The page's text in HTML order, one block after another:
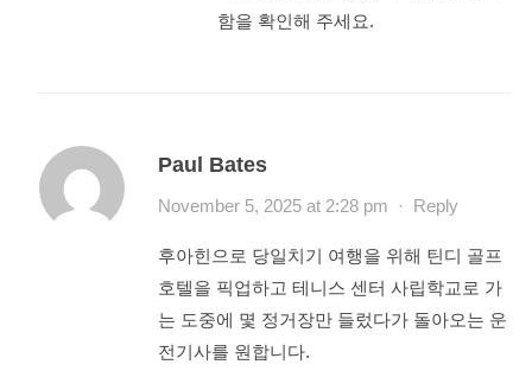
함을 확인해 주세요.
Paul Bates
November 5, 2025 at 2:28 pm · Reply
후아힌으로 당일치기 여행을 위해 틴디 골프
호텔을 픽업하고 테니스 센터 사립학교로 가
는 도중에 몇 정거장만 들렀다가 돌아오는 운
전기사를 원합니다.